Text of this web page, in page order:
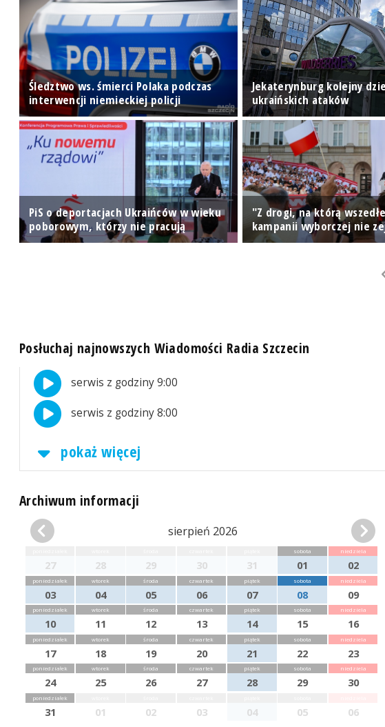
Śledztwo ws. śmierci Polaka podczas
interwencji niemieckiej policji
Jekaterynburg kolejny
ukraińskich ataków
PiS o deportacjach Ukraińców w wieku
poborowym, którzy nie pracują
"Z drogi, na którą
kampanii wyborczej nie
Posłuchaj najnowszych Wiadomości Radia Szczecin
serwis z godziny 9:00
serwis z godziny 8:00
pokaż więcej
Archiwum informacji
sierpień 2026
27 28 29 30 31
sobota
01
niedziela
02
poniedziałek
03
wtorek
04
środa
05
czwartek
06
piątek
07
sobota
08
niedziela
09
poniedziałek
10
wtorek
11
środa
12
czwartek
13
piątek
14
sobota
15
niedziela
16
poniedziałek
17
wtorek
18
środa
19
czwartek
20
piątek
21
sobota
22
niedziela
23
poniedziałek
24
wtorek
25
środa
26
czwartek
27
piątek
28
sobota
29
niedziela
30
poniedziałek
31 01 02 03 04 05 06